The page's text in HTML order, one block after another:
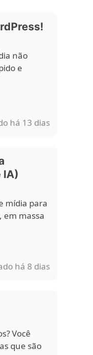
não
e
há 13 dias
IA)
mídia para
em massa
há 8 dias
Você
que são